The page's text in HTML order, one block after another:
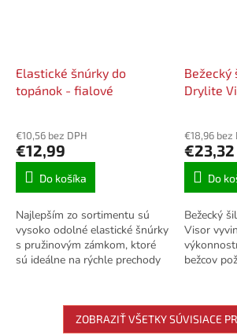
Elastické šnúrky do
topánok - fialové
€10,56 bez DPH
€12,99
Do košíka
Najlepším zo sortimentu sú
vysoko odolné elastické šnúrky
s pružinovým zámkom, ktoré
sú ideálne na rýchle prechody
Bežecký
Drylite
€18,96 bez
€23,32
Do
Bežecký
Visor
bežcov
ZOBRAZIŤ VŠETKY SÚVISIACE